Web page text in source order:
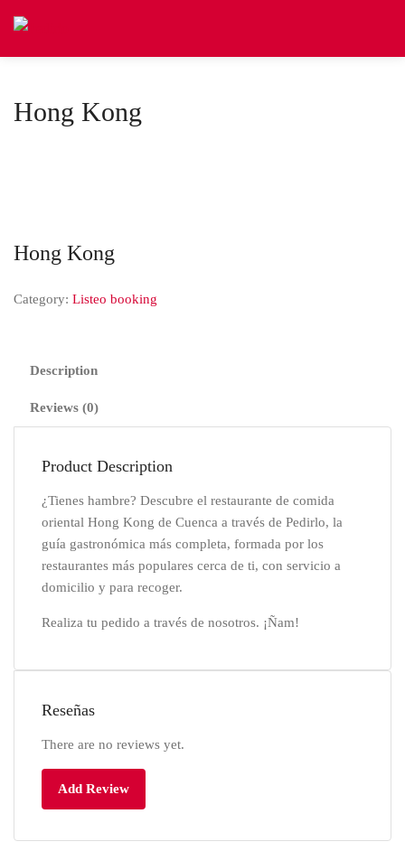
Hong Kong
Hong Kong
Category: Listeo booking
Description
Reviews (0)
Product Description
¿Tienes hambre? Descubre el restaurante de comida
oriental Hong Kong de Cuenca a través de Pedirlo, la
guía gastronómica más completa, formada por los
restaurantes más populares cerca de ti, con servicio a
domicilio y para recoger.
Realiza tu pedido a través de nosotros. ¡Ñam!
Reseñas
There are no reviews yet.
Add Review